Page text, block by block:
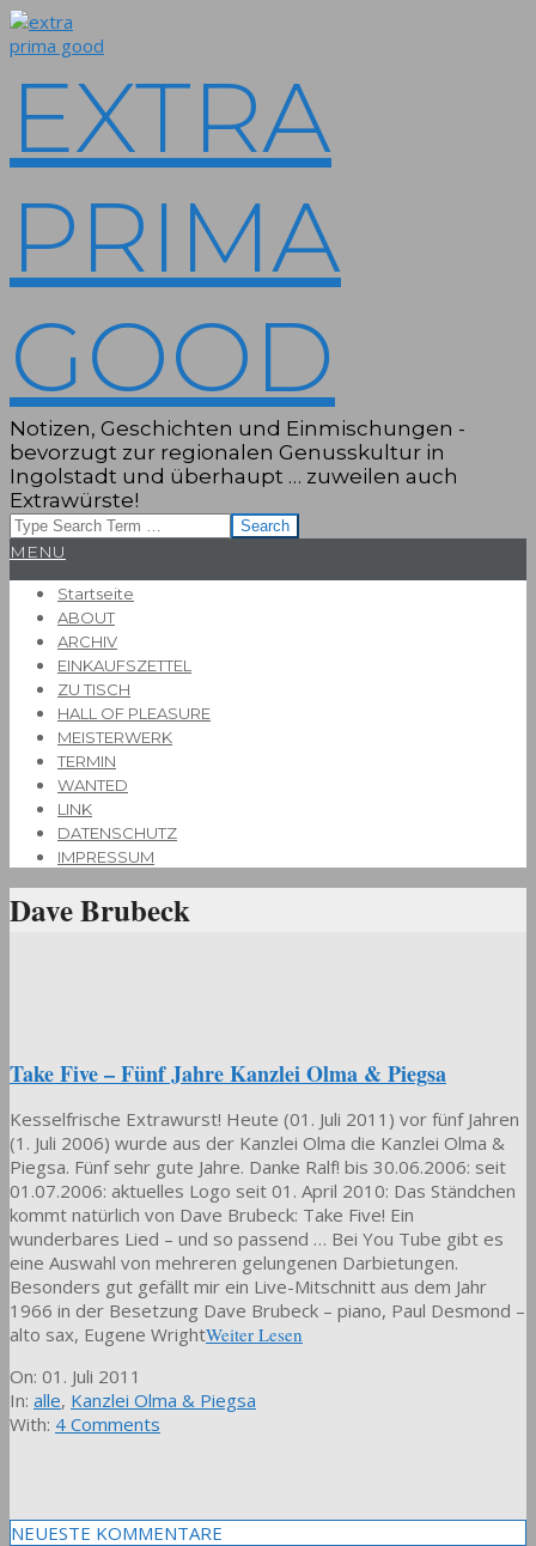
Skip
to
EXTRA
PRIMA
GOOD
Notizen, Geschichten und Einmischungen -
bevorzugt zur regionalen Genusskultur in
Ingolstadt und überhaupt … zuweilen auch
Extrawürste!
Search
Primary
Menu
MENU
Startseite
ABOUT
ARCHIV
EINKAUFSZETTEL
ZU TISCH
HALL OF PLEASURE
MEISTERWERK
TERMIN
WANTED
LINK
DATENSCHUTZ
IMPRESSUM
Dave Brubeck
Take Five – Fünf Jahre Kanzlei Olma & Piegsa
Kesselfrische Extrawurst! Heute (01. Juli 2011) vor fünf Jahren
(1. Juli 2006) wurde aus der Kanzlei Olma die Kanzlei Olma &
Piegsa. Fünf sehr gute Jahre. Danke Ralf! bis 30.06.2006: seit
01.07.2006: aktuelles Logo seit 01. April 2010: Das Ständchen
kommt natürlich von Dave Brubeck: Take Five! Ein
wunderbares Lied – und so passend … Bei You Tube gibt es
eine Auswahl von mehreren gelungenen Darbietungen.
Besonders gut gefällt mir ein Live-Mitschnitt aus dem Jahr
1966 in der Besetzung Dave Brubeck – piano, Paul Desmond –
alto sax, Eugene WrightWeiter Lesen
2011-
07-
01
On: 01. Juli 2011
In: alle, Kanzlei Olma & Piegsa
With: 4 Comments
NEUESTE KOMMENTARE